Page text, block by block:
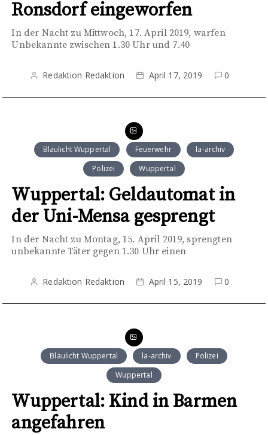
Ronsdorf eingeworfen
In der Nacht zu Mittwoch, 17. April 2019, warfen
Unbekannte zwischen 1.30 Uhr und 7.40
Redaktion Redaktion April 17, 2019 0
Blaulicht Wuppertal Feuerwehr
la-archiv
Polizei
Wuppertal
Wuppertal: Geldautomat in
der Uni-Mensa gesprengt
In der Nacht zu Montag, 15. April 2019, sprengten
unbekannte Täter gegen 1.30 Uhr einen
Redaktion Redaktion April 15, 2019 0
Blaulicht Wuppertal la-archiv
Polizei
Wuppertal
Wuppertal: Kind in Barmen
angefahren